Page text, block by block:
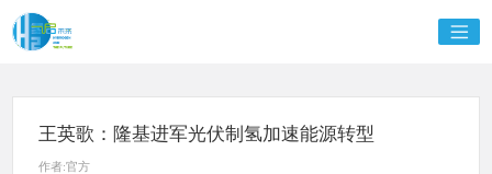
王英歌：隆基进军光伏制氢加速能源转型
作者:官方